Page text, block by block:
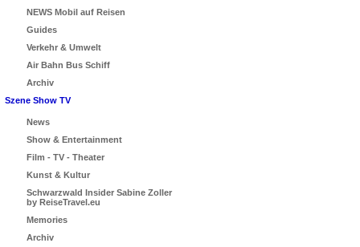
NEWS Mobil auf Reisen
Guides
Verkehr & Umwelt
Air Bahn Bus Schiff
Archiv
Szene Show TV
News
Show & Entertainment
Film - TV - Theater
Kunst & Kultur
Schwarzwald Insider Sabine Zoller
by ReiseTravel.eu
Memories
Archiv